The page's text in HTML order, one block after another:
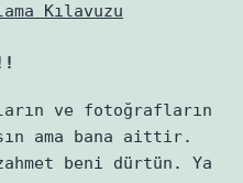
Kılavuzu
ve fotoğrafların
ama bana aittir.
beni dürtün. Ya